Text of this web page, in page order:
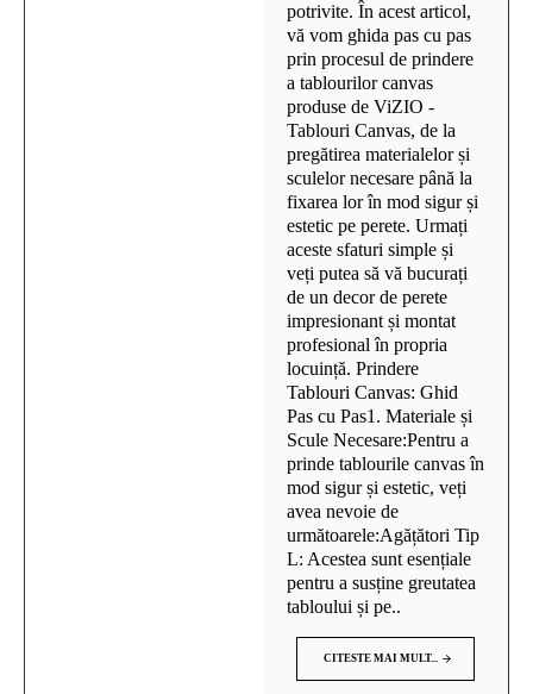
potrivite. În acest articol,
vă vom ghida pas cu pas
prin procesul de prindere
a tablourilor canvas
produse de ViZIO -
Tablouri Canvas, de la
pregătirea materialelor și
sculelor necesare până la
fixarea lor în mod sigur și
estetic pe perete. Urmați
aceste sfaturi simple și
veți putea să vă bucurați
de un decor de perete
impresionant și montat
profesional în propria
locuință. Prindere
Tablouri Canvas: Ghid
Pas cu Pas1. Materiale și
Scule Necesare:Pentru a
prinde tablourile canvas în
mod sigur și estetic, veți
avea nevoie de
următoarele:Agățători Tip
L: Acestea sunt esențiale
pentru a susține greutatea
tabloului și pe..
CITESTE MAI MULT...